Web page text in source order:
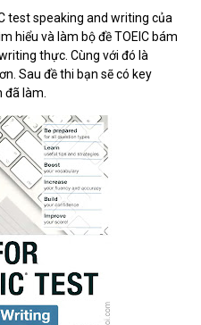
test speaking and writing của
hiểu và làm bộ đề TOEIC bám
thực. Cùng với đó là
Sau đề thi bạn sẽ có key
đã làm.